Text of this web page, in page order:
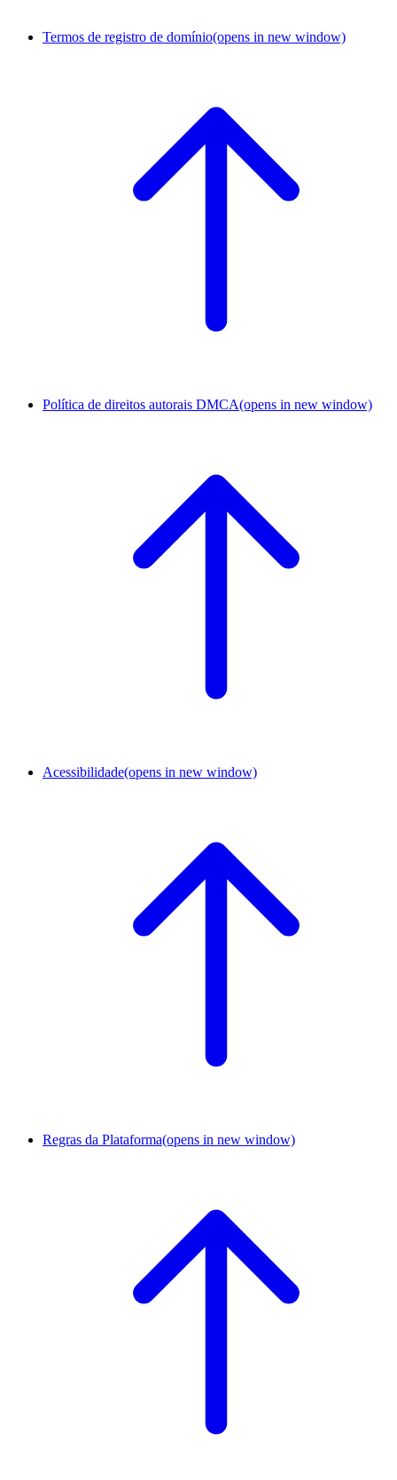
Termos de registro de domínio(opens in new window)
Política de direitos autorais DMCA(opens in new window)
Acessibilidade(opens in new window)
Regras da Plataforma(opens in new window)